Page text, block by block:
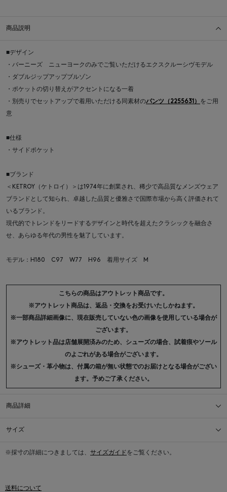
商品説明
■デザイン
・バーニーズ ニューヨークのみでご覧いただけるエクスクルーシヴモデル
・ダブルジップアップブルゾン
・ポケットの切り替えがアクセントになる一着
・別売りでセットアップで着用いただける同素材のパンツ（2255631） をご用
意
■仕様
・サイドポケット
■ブランド
＜KETROY（ケトロイ）＞は1974年に創業され、稀少で高品質なメンズウェア
ブランドとして知られ、卓越した品質と優雅さで国際市場から高く評価されて
いるブランド。
現代的でトレンドをリードするデザインと時代を超えたクラシックを融合さ
せ、あらゆる年代の男性を魅了しています。
モデル：H180 C97 W77 H96 着用サイズ M
こちらの商品はアウトレット商品です。
※アウトレット商品は、返品・交換をお受けいたしかねます。
※一部商品詳細画像に、現在販売していない色の画像を使用している場合が
ございます。
※アウトレット品は店舗展開済みのため、シューズの場合、試着痕やソール
のよごれがある場合がございます。
※シューズ・革小物は、付属の箱が無い状態でのお届けとなる場合がござい
ます。予めご了承ください。
商品詳細
サイズ
※採寸の詳細につきましては、 サイズガイドをご覧ください。
送料について